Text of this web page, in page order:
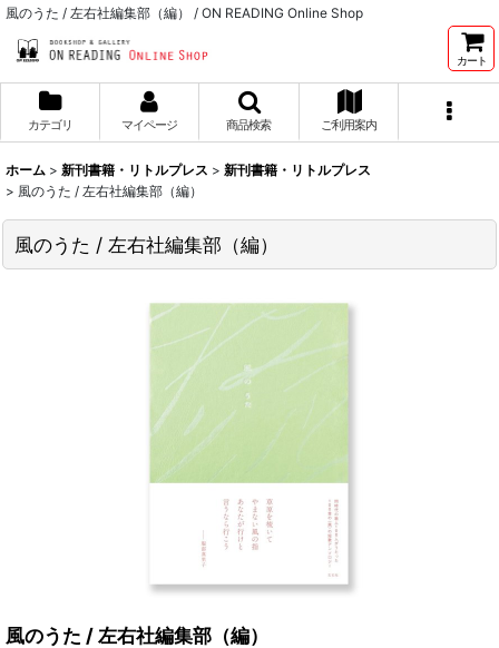
風のうた / 左右社編集部（編） / ON READING Online Shop
カート
カテゴリ マイページ 商品検索 ご利用案内
ホーム > 新刊書籍・リトルプレス > 新刊書籍・リトルプレス
> 風のうた / 左右社編集部（編）
風のうた / 左右社編集部（編）
風のうた / 左右社編集部（編）